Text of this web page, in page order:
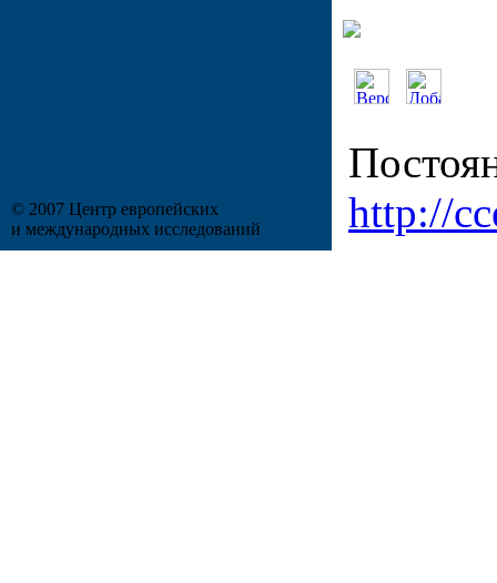
http://
© 2007 Центр европейских
и международных исследований